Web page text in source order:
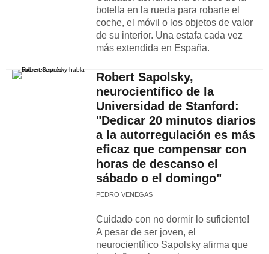
botella en la rueda para robarte el
coche, el móvil o los objetos de valor
de su interior. Una estafa cada vez
más extendida en España.
Robert Sapolsky,
neurocientífico de la
Universidad de Stanford:
"Dedicar 20 minutos diarios
a la autorregulación es más
eficaz que compensar con
horas de descanso el
sábado o el domingo"
PEDRO VENEGAS
Cuidado con no dormir lo suficiente!
A pesar de ser joven, el
neurocientífico Sapolsky afirma que